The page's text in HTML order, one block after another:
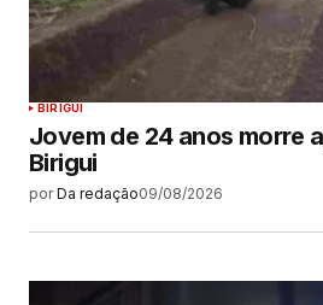
BIRIGUI
Jovem de 24 anos morre
Birigui
por Da redação09/08/2026